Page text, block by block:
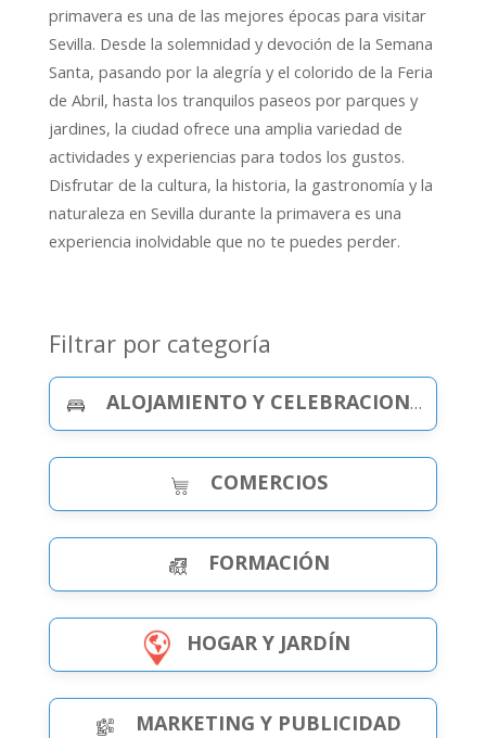
primavera es una de las mejores épocas para visitar
Sevilla. Desde la solemnidad y devoción de la Semana
Santa, pasando por la alegría y el colorido de la Feria
de Abril, hasta los tranquilos paseos por parques y
jardines, la ciudad ofrece una amplia variedad de
actividades y experiencias para todos los gustos.
Disfrutar de la cultura, la historia, la gastronomía y la
naturaleza en Sevilla durante la primavera es una
experiencia inolvidable que no te puedes perder.
Filtrar por categoría
ALOJAMIENTO Y CELEBRACIONES
COMERCIOS
FORMACIÓN
HOGAR Y JARDÍN
MARKETING Y PUBLICIDAD